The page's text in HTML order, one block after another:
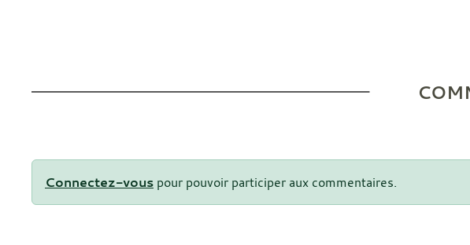
Connectez-vous pour pouvoir participer aux commentaires.